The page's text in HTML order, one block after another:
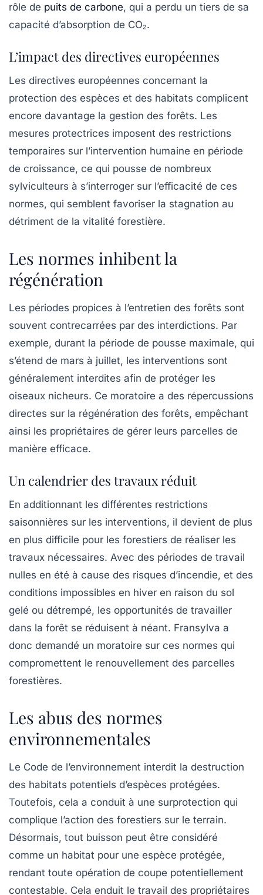
rôle de puits de carbone, qui a perdu un tiers de sa
capacité d’absorption de CO₂.
L’impact des directives européennes
Les directives européennes concernant la
protection des espèces et des habitats complicent
encore davantage la gestion des forêts. Les
mesures protectrices imposent des restrictions
temporaires sur l’intervention humaine en période
de croissance, ce qui pousse de nombreux
sylviculteurs à s’interroger sur l’efficacité de ces
normes, qui semblent favoriser la stagnation au
détriment de la vitalité forestière.
Les normes inhibent la
régénération
Les périodes propices à l’entretien des forêts sont
souvent contrecarrées par des interdictions. Par
exemple, durant la période de pousse maximale, qui
s’étend de mars à juillet, les interventions sont
généralement interdites afin de protéger les
oiseaux nicheurs. Ce moratoire a des répercussions
directes sur la régénération des forêts, empêchant
ainsi les propriétaires de gérer leurs parcelles de
manière efficace.
Un calendrier des travaux réduit
En additionnant les différentes restrictions
saisonnières sur les interventions, il devient de plus
en plus difficile pour les forestiers de réaliser les
travaux nécessaires. Avec des périodes de travail
nulles en été à cause des risques d’incendie, et des
conditions impossibles en hiver en raison du sol
gelé ou détrempé, les opportunités de travailler
dans la forêt se réduisent à néant. Fransylva a
donc demandé un moratoire sur ces normes qui
compromettent le renouvellement des parcelles
forestières.
Les abus des normes
environnementales
Le Code de l’environnement interdit la destruction
des habitats potentiels d’espèces protégées.
Toutefois, cela a conduit à une surprotection qui
complique l’action des forestiers sur le terrain.
Désormais, tout buisson peut être considéré
comme un habitat pour une espèce protégée,
rendant toute opération de coupe potentiellement
contestable. Cela enduit le travail des propriétaires